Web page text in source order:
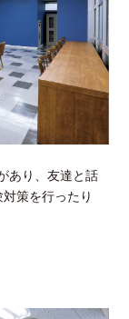
あり、友達と話
策を行ったり